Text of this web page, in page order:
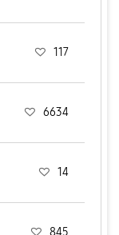
117
6634
14
845